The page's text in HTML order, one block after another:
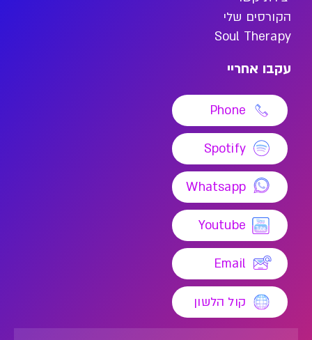
הקורסים שלי
Soul Therapy
עקבו אחריי
Phone
Spotify
Whatsapp
Youtube
Email
קול הלשון